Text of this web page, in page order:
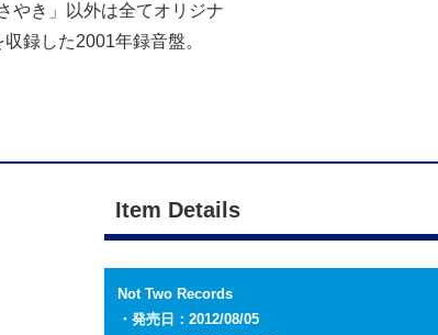
やき」以外は全てオリジナ
録した2001年録音盤。
Item Details
Not Two Records
・発売日：2012/08/05